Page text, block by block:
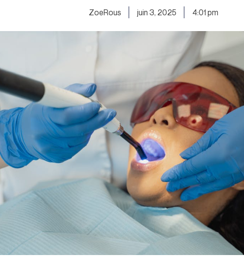
ZoeRous juin 3, 2025 4:01 pm